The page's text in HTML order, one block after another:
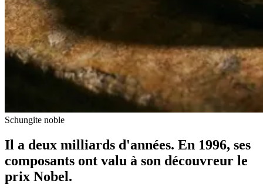
Schungite noble
Il a deux milliards d'années. En 1996, ses
composants ont valu à son découvreur le
prix Nobel.